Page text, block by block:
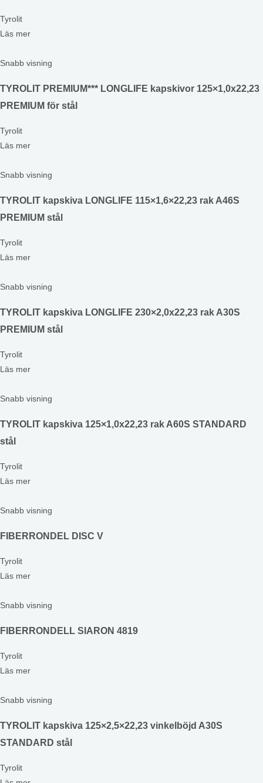
Tyrolit
Läs mer
Snabb visning
TYROLIT PREMIUM*** LONGLIFE kapskivor 125×1,0x22,23
PREMIUM för stål
Tyrolit
Läs mer
Snabb visning
TYROLIT kapskiva LONGLIFE 115×1,6×22,23 rak A46S
PREMIUM stål
Tyrolit
Läs mer
Snabb visning
TYROLIT kapskiva LONGLIFE 230×2,0x22,23 rak A30S
PREMIUM stål
Tyrolit
Läs mer
Snabb visning
TYROLIT kapskiva 125×1,0x22,23 rak A60S STANDARD
stål
Tyrolit
Läs mer
Snabb visning
FIBERRONDEL DISC V
Tyrolit
Läs mer
Snabb visning
FIBERRONDELL SIARON 4819
Tyrolit
Läs mer
Snabb visning
TYROLIT kapskiva 125×2,5×22,23 vinkelböjd A30S
STANDARD stål
Tyrolit